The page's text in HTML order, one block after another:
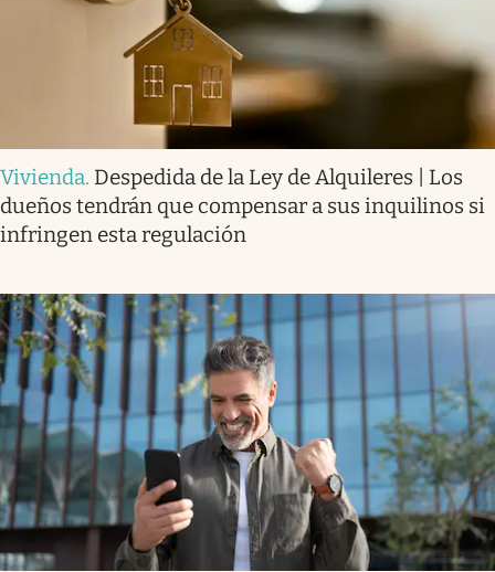
Vivienda. Despedida de la Ley de Alquileres | Los
dueños tendrán que compensar a sus inquilinos si
infringen esta regulación